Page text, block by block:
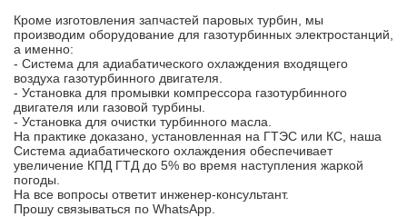
Кроме изготовления запчастей паровых турбин, мы
производим оборудование для газотурбинных электростанций,
а именно:
- Система для адиабатического охлаждения входящего
воздуха газотурбинного двигателя.
- Установка для промывки компрессора газотурбинного
двигателя или газовой турбины.
- Установка для очистки турбинного масла.
На практике доказано, установленная на ГТЭС или КС, наша
Система адиабатического охлаждения обеспечивает
увеличение КПД ГТД до 5% во время наступления жаркой
погоды.
На все вопросы ответит инженер-консультант.
Прошу связываться по WhatsApp.